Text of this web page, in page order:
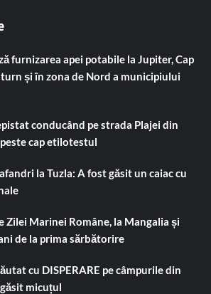
furnizarea apei potabile la Jupiter, Cap
și în zona de Nord a municipiului
conducând pe strada Plajei din
cap etilotestul
la Tuzla: A fost găsit un caiac cu
Marinei Române, la Mangalia și
de la prima sărbătorire
cu DISPERARE pe câmpurile din
micuțul